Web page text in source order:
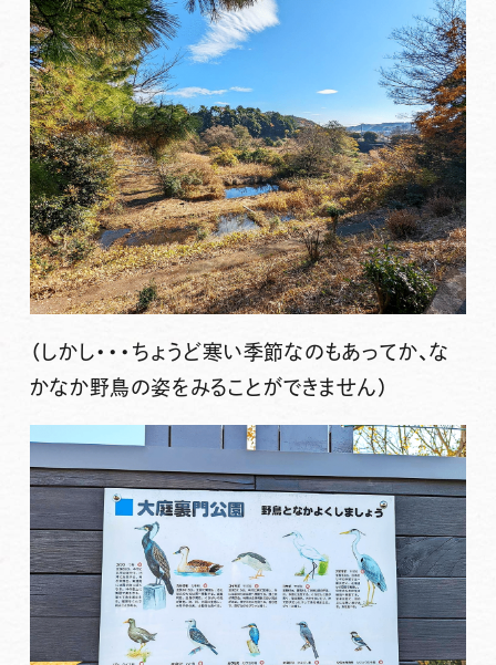
（しかし・・・ちょうど寒い季節なのもあってか、な
かなか野鳥の姿をみることができません）